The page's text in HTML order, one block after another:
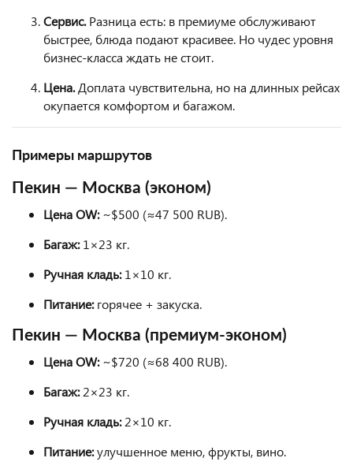
Сервис.Разница есть: в премиуме обслуживают
быстрее, блюда подают красивее. Но чудес уровня
бизнес-класса ждать не стоит.
Цена.Доплата чувствительна, но на длинных рейсах
окупается комфортом и багажом.
Примеры маршрутов
Пекин — Москва (эконом)
Цена OW:~$500 (≈47 500 RUB).
Багаж:1×23 кг.
Ручная кладь:1×10 кг.
Питание:горячее + закуска.
Пекин — Москва (премиум-эконом)
Цена OW:~$720 (≈68 400 RUB).
Багаж:2×23 кг.
Ручная кладь:2×10 кг.
Питание:улучшенное меню, фрукты, вино.